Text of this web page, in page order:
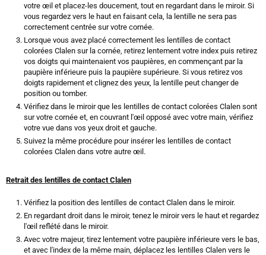
votre œil et placez-les doucement, tout en regardant dans le miroir. Si
vous regardez vers le haut en faisant cela, la lentille ne sera pas
correctement centrée sur votre cornée.
Lorsque vous avez placé correctement les lentilles de contact
colorées Clalen sur la cornée, retirez lentement votre index puis retirez
vos doigts qui maintenaient vos paupières, en commençant par la
paupière inférieure puis la paupière supérieure. Si vous retirez vos
doigts rapidement et clignez des yeux, la lentille peut changer de
position ou tomber.
Vérifiez dans le miroir que les lentilles de contact colorées Clalen sont
sur votre cornée et, en couvrant l'œil opposé avec votre main, vérifiez
votre vue dans vos yeux droit et gauche.
Suivez la même procédure pour insérer les lentilles de contact
colorées Clalen dans votre autre œil.
Retrait des lentilles de contact Clalen
Vérifiez la position des lentilles de contact Clalen dans le miroir.
En regardant droit dans le miroir, tenez le miroir vers le haut et regardez
l'œil reflété dans le miroir.
Avec votre majeur, tirez lentement votre paupière inférieure vers le bas,
et avec l'index de la même main, déplacez les lentilles Clalen vers le